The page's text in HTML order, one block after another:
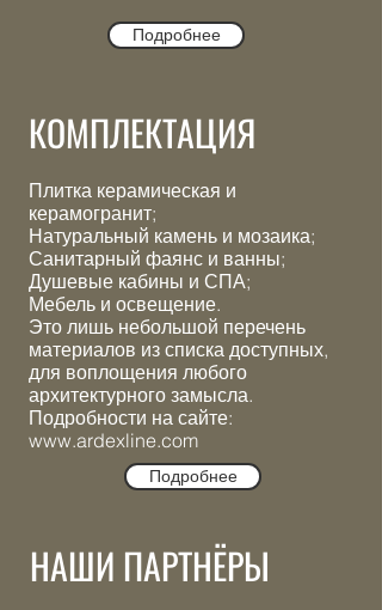
Подробнее
КОМПЛЕКТАЦИЯ
Плитка керамическая и
керамогранит;
Натуральный камень и мозаика;
Санитарный фаянс и ванны;
Душевые кабины и СПА;
Мебель и освещение.
Это лишь небольшой перечень
материалов из списка доступных,
для воплощения любого
архитектурного замысла.
Подробности на сайте:
www.ardexline.com
Подробнее
НАШИ ПАРТНЁРЫ